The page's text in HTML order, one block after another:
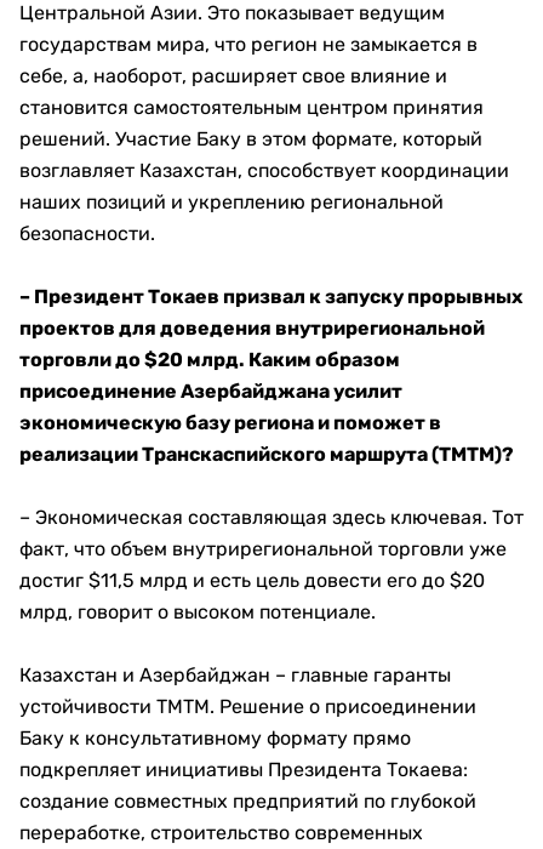
Центральной Азии. Это показывает ведущим
государствам мира, что регион не замыкается в
себе, а, наоборот, расширяет свое влияние и
становится самостоятельным центром принятия
решений. Участие Баку в этом формате, который
возглавляет Казахстан, способствует координации
наших позиций и укреплению региональной
безопасности.
– Президент Токаев призвал к запуску прорывных
проектов для доведения внутрирегиональной
торговли до $20 млрд. Каким образом
присоединение Азербайджана усилит
экономическую базу региона и поможет в
реализации Транскаспийского маршрута (ТМТМ)?
– Экономическая составляющая здесь ключевая. Тот
факт, что объем внутрирегиональной торговли уже
достиг $11,5 млрд и есть цель довести его до $20
млрд, говорит о высоком потенциале.
Казахстан и Азербайджан – главные гаранты
устойчивости ТМТМ. Решение о присоединении
Баку к консультативному формату прямо
подкрепляет инициативы Президента Токаева:
создание совместных предприятий по глубокой
переработке, строительство современных